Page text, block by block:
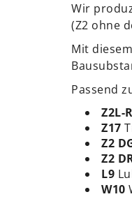
Wir
(Z2 ohne
Mit
Passend
Z2L-R
Z17
Z2
Z2
L9
W10